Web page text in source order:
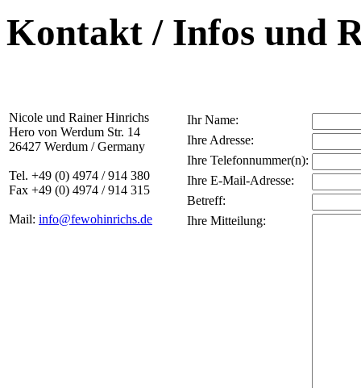
Kontakt / Infos und
Nicole und Rainer Hinrichs
Hero von Werdum Str. 14
26427 Werdum / Germany
Tel. +49 (0) 4974 / 914 380
Fax +49 (0) 4974 / 914 315
Mail: info@fewohinrichs.de
Ihr Name:
Ihre Adresse:
Ihre Telefonnummer(n):
Ihre E-Mail-Adresse:
Betreff:
Ihre Mitteilung: